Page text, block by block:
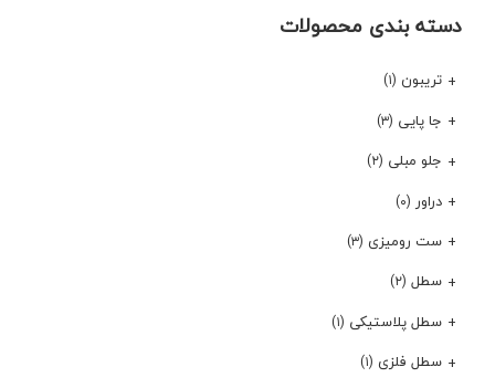
دسته بندی محصولات
تریبون (۱)
جا پایی (۳)
جلو مبلی (۲)
دراور (۰)
ست رومیزی (۳)
سطل (۲)
سطل پلاستیکی (۱)
سطل فلزی (۱)